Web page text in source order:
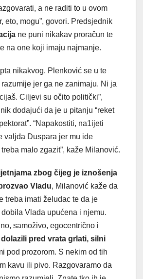
a ne raditi to u ovom
eto, mogu”, govori. Predsjednik
ne puni nikakav proračun te
na one koji imaju najmanje.
nikakvog. Plenković se u te
jer ga ne zanimaju. Ni ja
Ciljevi su očito politički”,
dodajući da je u pitanju “reket
“Napakostiti, na1ijeti
valjda Duspara jer mu ide
malo zgazit”, kaže Milanović.
zbog čijeg je iznošenja
Vladu, Milanović kaže da
treba imati želudac te da je
Vlada upućena i njemu.
samoživo, egocentrično i
dolazili pred vrata grlati, silni
pod prozorom. S nekim od tih
kavu ili pivo. Razgovaramo da